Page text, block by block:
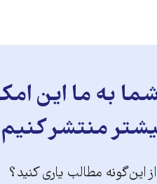
به ما این
منتشر
این‌گونه مطالب یاری کنید؟